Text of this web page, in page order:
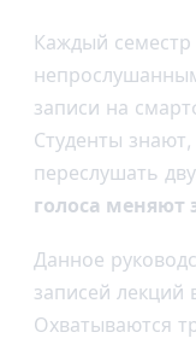
Каждый
записи на
Студенты
переслушать
голоса меняют
Данное
записей лекций
Охватываются